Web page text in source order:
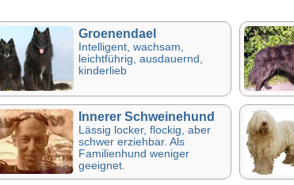
Groenendael
Intelligent, wachsam,
leichtführig, ausdauernd,
kinderlieb
Innerer Schweinehund
Lässig locker, flockig, aber
schwer erziehbar. Als
Familienhund weniger
geeignet.